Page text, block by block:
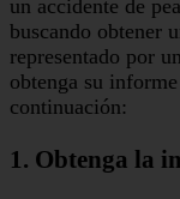
un accidente de
buscando obtener
representado por
obtenga su
continuación:
1. Obtenga la